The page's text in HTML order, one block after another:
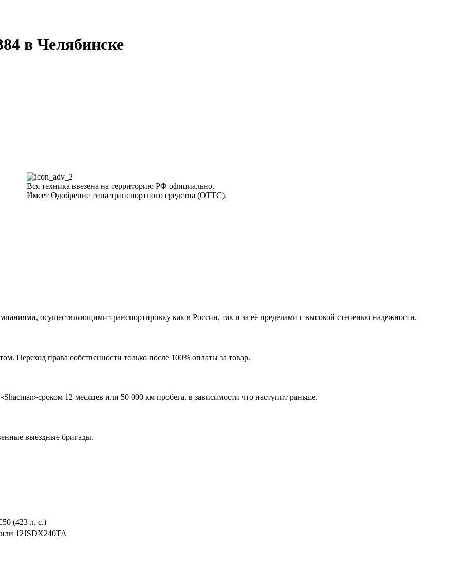
в Челябинске
Вся техника ввезена на территорию РФ официально.
Имеет Одобрение типа транспортного средства (ОТТС).
осуществляющими транспортировку как в России, так и за её пределами с высокой степенью надежности.
Переход права собственности только после 100% оплаты за товар.
12 месяцев или 50 000 км пробега, в зависимости что наступит раньше.
выездные бригады.
(423 л. с.)
12JSDX240TA